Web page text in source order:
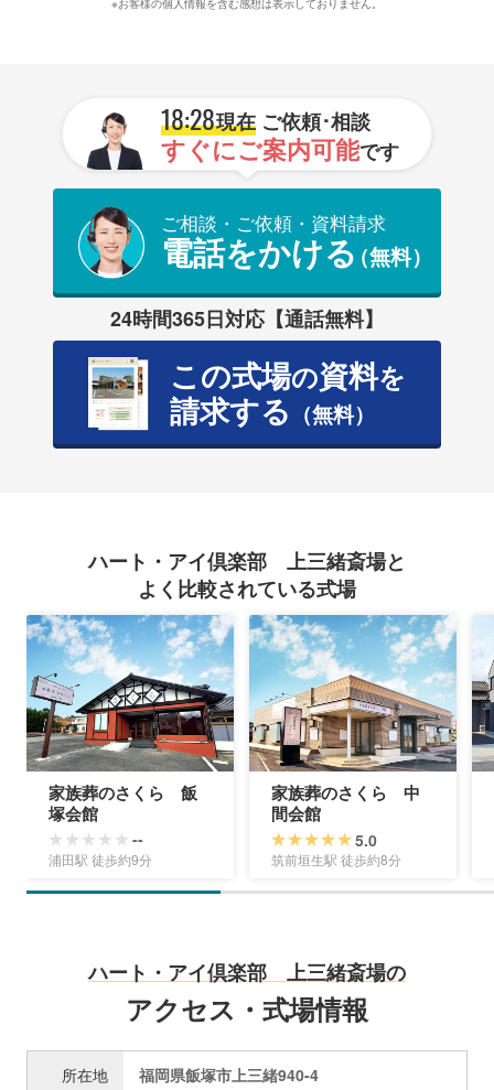
※お客様の個人情報を含む感想は表示しておりません。
18:28現在ご依頼･相談
すぐにご案内可能です
ご相談・ご依頼・資料請求
電話をかける（無料）
24時間365日対応【通話無料】
この式場の資料を
請求する （無料）
ハート・アイ倶楽部 上三緒斎場と
よく比較されている式場
家族葬のさくら 飯
塚会館
--
浦田駅 徒歩約9分
家族葬のさくら 中
間会館
5.0
筑前垣生駅 徒歩約8分
ハート・アイ倶楽部 上三緒斎場の
アクセス・式場情報
所在地 福岡県飯塚市上三緒940-4